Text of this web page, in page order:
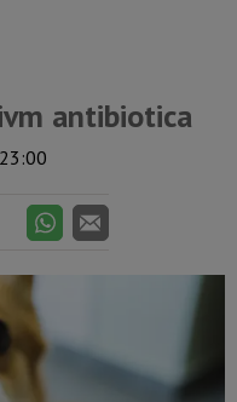
antibiotica